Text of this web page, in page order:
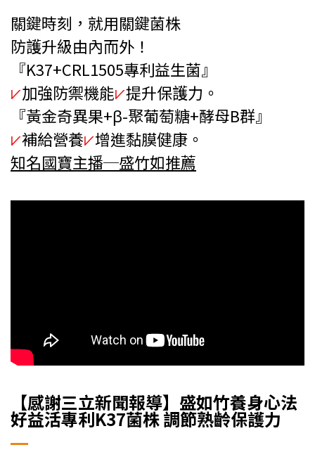
關鍵時刻，就用關鍵菌株
防護升級由內而外！
『K37+CRL1505專利益生菌』
⩗加強防禦機能⩗提升保護力。
『黃金奇異果+β-聚葡萄糖+酵母B群』
⩗補給營養⩗增進黏膜健康。
知名國寶主播─盛竹如推薦
【感謝三立新聞報導】盛如竹養身心法
好益活專利K37菌株 調節熟齡保護力